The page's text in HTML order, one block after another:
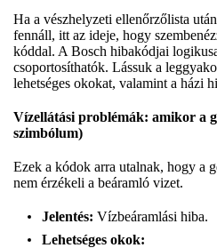
Ha a vészhelyzeti ellenőrzőlista
fennáll, itt az ideje, hogy
kóddal. A Bosch hibakódjai
csoportosíthatók. Lássuk a
lehetséges okokat, valamint a házi
Vízellátási problémák: amikor a
szimbólum)
Ezek a kódok arra utalnak, hogy a
nem érzékeli a beáramló vizet.
Jelentés: Vízbeáramlási hiba.
Lehetséges okok: